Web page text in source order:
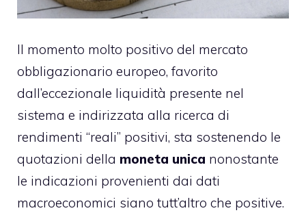
Il momento molto positivo del mercato
obbligazionario europeo, favorito
dall’eccezionale liquidità presente nel
sistema e indirizzata alla ricerca di
rendimenti “reali” positivi, sta sostenendo le
quotazioni della moneta unica nonostante
le indicazioni provenienti dai dati
macroeconomici siano tutt’altro che positive.